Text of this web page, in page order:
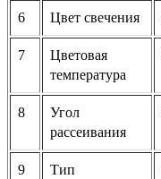
6 Цвет свечения
7
Цветовая
температура
8
Угол
рассеивания
9
Тип